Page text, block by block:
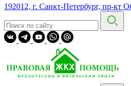
192012, г. Санкт-Петербург, пр-кт